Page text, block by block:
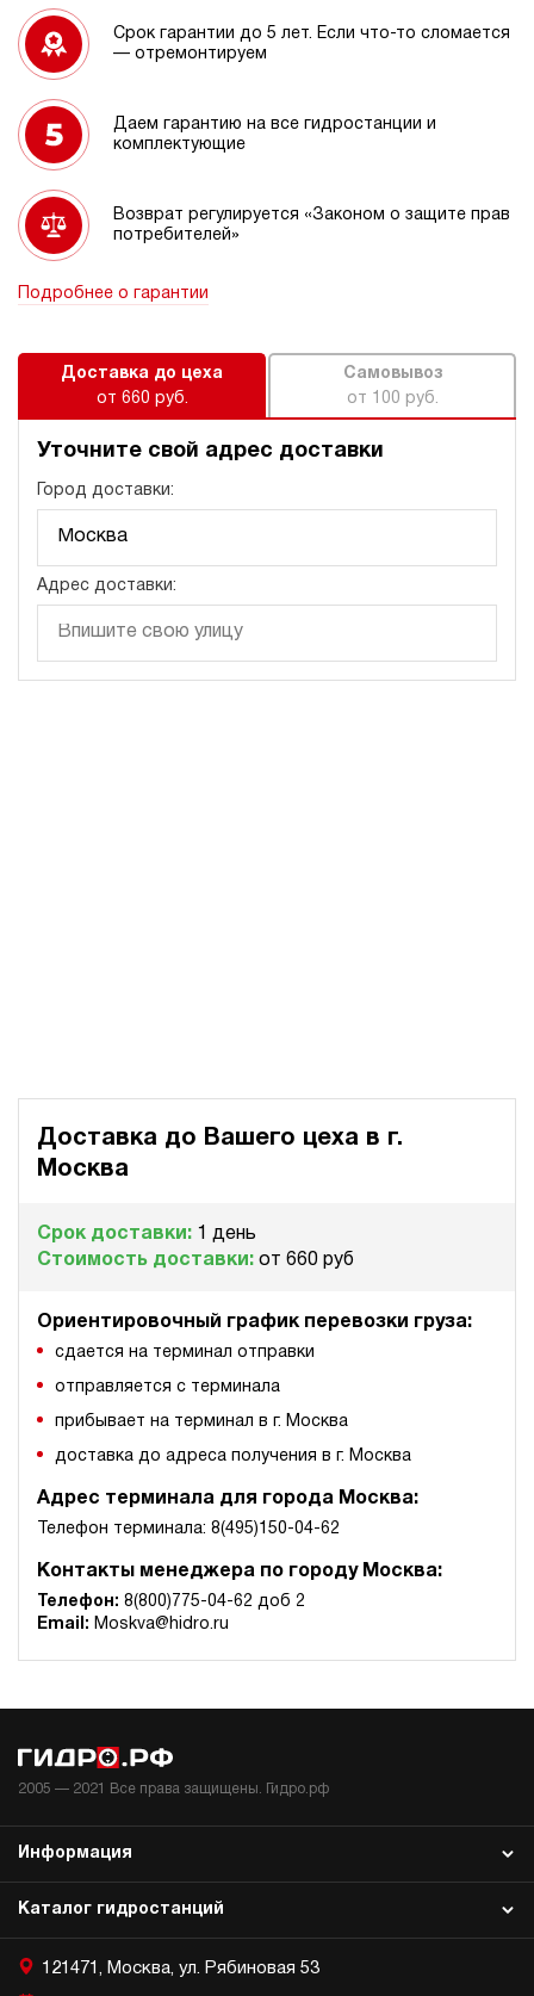
Срок гарантии до 5 лет. Если что-то сломается
— отремонтируем
Даем гарантию на все гидростанции и
комплектующие
Возврат регулируется «Законом о защите прав
потребителей»
Подробнее о гарантии
Доставка до цеха
от 660 руб.
Самовывоз
от 100 руб.
Уточните свой адрес доставки
Город доставки:
Адрес доставки:
Доставка до Вашего цеха в г.
Москва
Срок доставки: 1 день
Стоимость доставки: от 660 руб
Ориентировочный график перевозки груза:
сдается на терминал отправки
отправляется с терминала
прибывает на терминал в г. Москва
доставка до адреса получения в г. Москва
Адрес терминала для города Москва:
Телефон терминала: 8(495)150-04-62
Контакты менеджера по городу Москва:
Телефон: 8(800)775-04-62 доб 2
Email: Moskva@hidro.ru
2005 — 2021 Все права защищены. Гидро.рф
Каталог гидростанций
Информация
121471, Москва, ул. Рябиновая 53